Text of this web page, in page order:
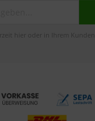
hier oder in Ihrem